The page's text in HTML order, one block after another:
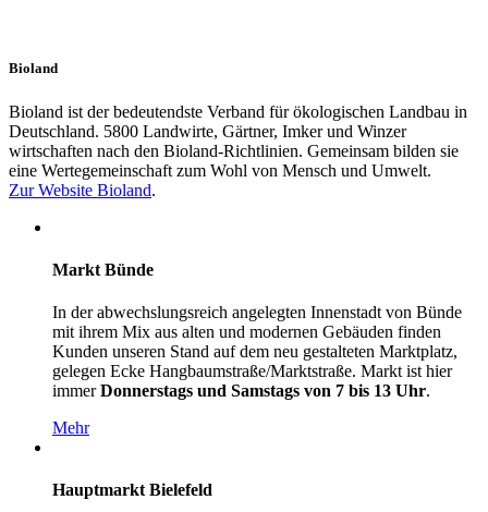
Bioland
Bioland ist der bedeutendste Verband für ökologischen Landbau in
Deutschland. 5800 Landwirte, Gärtner, Imker und Winzer
wirtschaften nach den Bioland-Richtlinien. Gemeinsam bilden sie
eine Wertegemeinschaft zum Wohl von Mensch und Umwelt.
Zur Website Bioland.
Markt Bünde
In der abwechslungsreich angelegten Innenstadt von Bünde
mit ihrem Mix aus alten und modernen Gebäuden finden
Kunden unseren Stand auf dem neu gestalteten Marktplatz,
gelegen Ecke Hangbaumstraße/Marktstraße. Markt ist hier
immerDonnerstags und Samstags von 7 bis 13 Uhr.
Mehr
Hauptmarkt Bielefeld